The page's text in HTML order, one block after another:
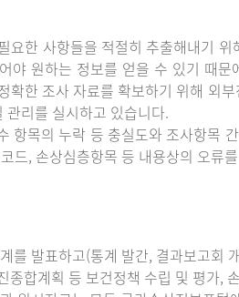
요한 사항들을 적절히 추출해내기
야 원하는 정보를 얻을 수 있기 때
확한 조사 자료를 확보하기 위해 외
리를 실시하고 있습니다.
항목의 누락 등 충실도와 조사항목
드, 손상심층항목 등 내용상의 오류
를 발표하고(통계 발간, 결과보고회
종합계획 등 보건정책 수립 및 평가,